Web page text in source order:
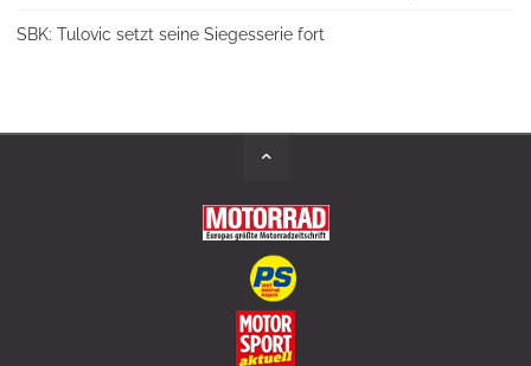
SBK: Tulovic setzt seine Siegesserie fort
Back